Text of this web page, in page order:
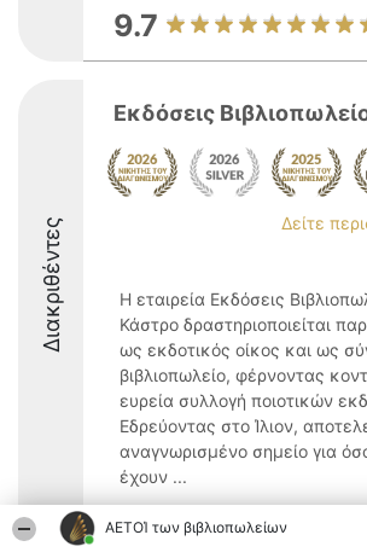
ΑΕΤΟΊ των βιβλιοπωλείων
9.7
Διακριθέντες
Εκδόσεις
Δείτε
Η εταιρεία Εκδόσεις
Κάστρο δραστηριοποιείται
ως εκδοτικός οίκος και ως
βιβλιοπωλείο, φέρνοντας
ευρεία συλλογή ποιοτικών
Εδρεύοντας στο Ίλιον,
αναγνωρισμένο σημείο για
έχουν ...
9.2